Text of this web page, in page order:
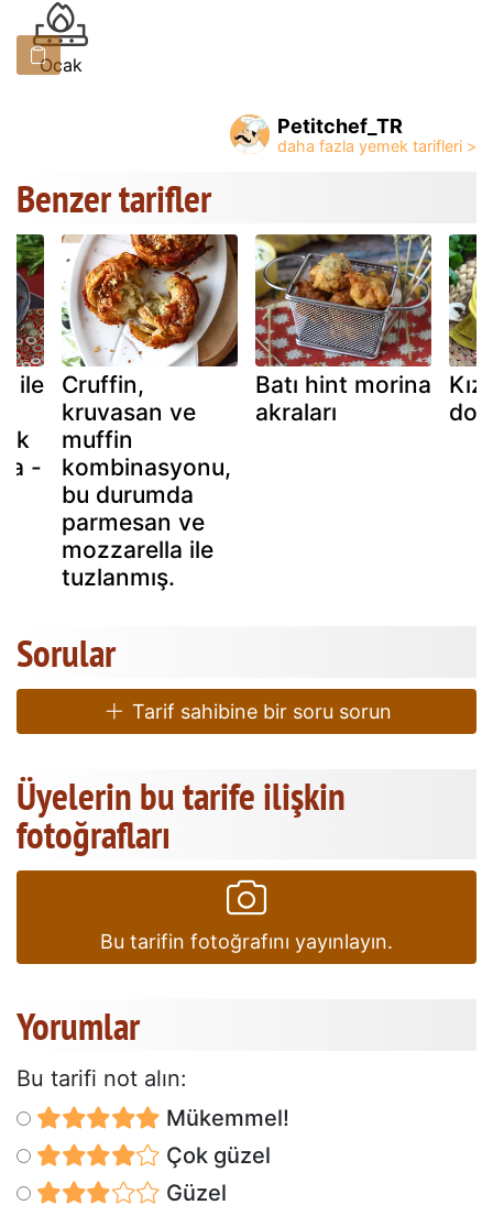
Ocak
Petitchef_TR
Benzer tarifler
ile
-
Cruffin,
kruvasan ve
muffin
kombinasyonu,
bu durumda
parmesan ve
mozzarella ile
tuzlanmış.
Batı hint morina
akraları
Sorular
Tarif sahibine bir soru sorun
Üyelerin bu tarife ilişkin
fotoğrafları
Bu tarifin fotoğrafını yayınlayın.
Yorumlar
Bu tarifi not alın:
Mükemmel!
Çok güzel
Güzel